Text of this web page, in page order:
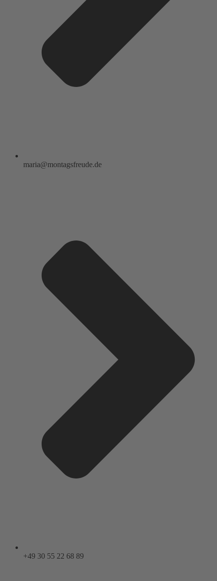
maria@montagsfreude.de
+49 30 55 22 68 89